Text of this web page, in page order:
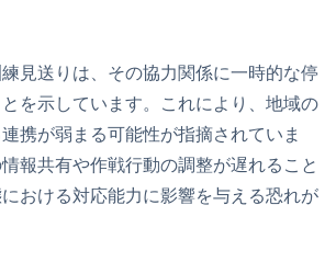
見送りは、その協力関係に一時的な停
を示しています。これにより、地域の
携が弱まる可能性が指摘されていま
報共有や作戦行動の調整が遅れること
おける対応能力に影響を与える恐れが